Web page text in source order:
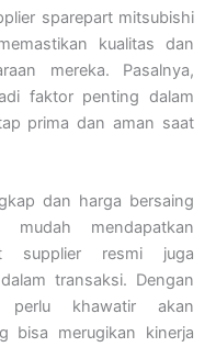
sparepart mitsubishi
kualitas dan
mereka. Pasalnya,
faktor penting dalam
prima dan aman saat
dan harga bersaing
mudah mendapatkan
supplier resmi juga
transaksi. Dengan
khawatir akan
bisa merugikan kinerja